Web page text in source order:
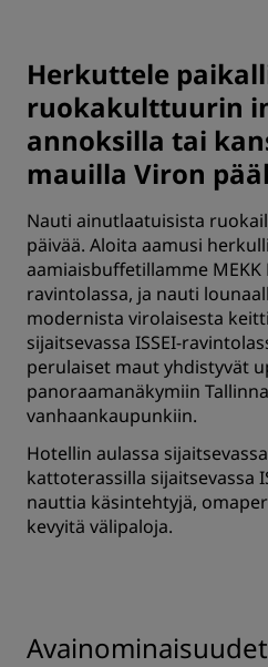
Herkuttele
ruokakulttuurin
annoksilla tai
mauilla Viron
Nauti ainutlaatuisista
päivää. Aloita aamusi
aamiaisbuffetillamme MEKK
ravintolassa, ja nauti
modernista virolaisesta
sijaitsevassa ISSEI-
perulaiset maut yhdistyvät
panoraamanäkymiin
vanhaankaupunkiin.
Hotellin aulassa
kattoterassilla sijaitsevassa
nauttia käsintehtyjä,
kevyitä välipaloja.
Avainominaisuudet